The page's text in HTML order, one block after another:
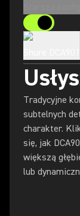
Tradycyjne
subtelnych
charakter.
się, jak
większą
lub